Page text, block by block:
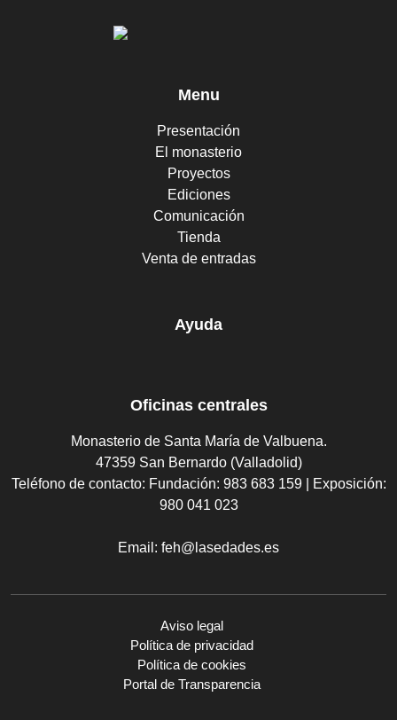
Menu
Presentación
El monasterio
Proyectos
Ediciones
Comunicación
Tienda
Venta de entradas
Ayuda
Oficinas centrales
Monasterio de Santa María de Valbuena.
47359 San Bernardo (Valladolid)
Teléfono de contacto: Fundación: 983 683 159 | Exposición:
980 041 023
Email: feh@lasedades.es
Aviso legal
Política de privacidad
Política de cookies
Portal de Transparencia